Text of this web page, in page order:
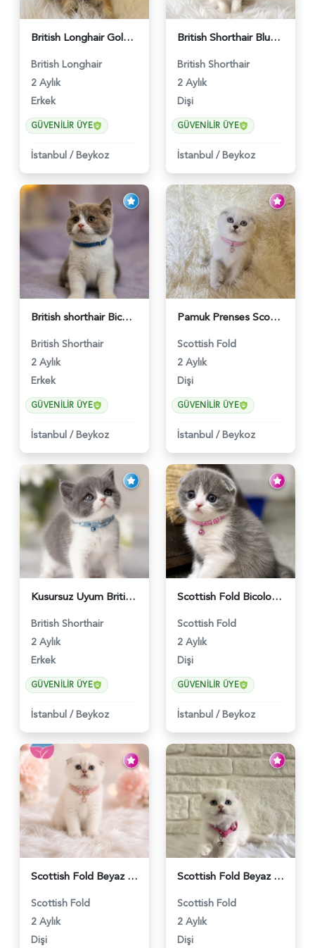
British Longhair Golden Erkek Yavrumuz - 5910
British Longhair
2 Aylık
Erkek
GÜVENILIR ÜYE
İstanbul / Beykoz
British Shorthair Blue Point Kızımız 2 Aylık - 5149
British Shorthair
2 Aylık
Dişi
GÜVENILIR ÜYE
İstanbul / Beykoz
British shorthair Bicolor Lilac Erkek - 5905
British Shorthair
2 Aylık
Erkek
GÜVENILIR ÜYE
İstanbul / Beykoz
Pamuk Prenses Scottish Fold Maviş Yavrumuz - 6009
Scottish Fold
2 Aylık
Dişi
GÜVENILIR ÜYE
İstanbul / Beykoz
Kusursuz Uyum British Shorthair Bi Color Erkek - 6011
British Shorthair
2 Aylık
Erkek
GÜVENILIR ÜYE
İstanbul / Beykoz
Scottish Fold Bicolor Lilac Dişi - 6014
Scottish Fold
2 Aylık
Dişi
GÜVENILIR ÜYE
İstanbul / Beykoz
Scottish Fold Beyaz Güzellik 2 Aylık - 4690
Scottish Fold
2 Aylık
Dişi
Scottish Fold Beyaz Dişi Baby Face 2 Aylık - 3704
Scottish Fold
2 Aylık
Dişi